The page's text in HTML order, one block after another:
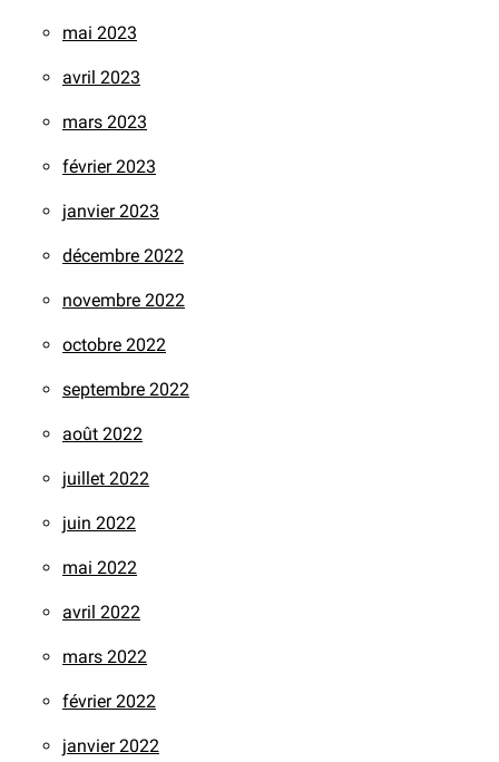
mai 2023
avril 2023
mars 2023
février 2023
janvier 2023
décembre 2022
novembre 2022
octobre 2022
septembre 2022
août 2022
juillet 2022
juin 2022
mai 2022
avril 2022
mars 2022
février 2022
janvier 2022